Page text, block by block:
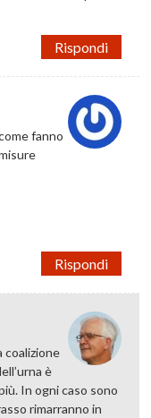
Rispondi
fanno
Rispondi
coalizione
è
In ogni caso sono
rimarranno in